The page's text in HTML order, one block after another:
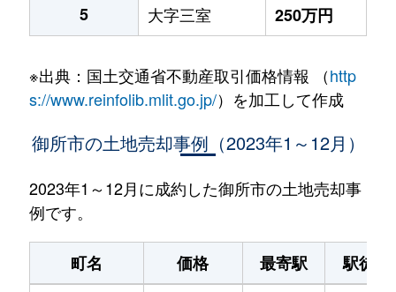
5
大字三室 250万円
※出典：国土交通省不動産取引価格情報 （http
s://www.reinfolib.mlit.go.jp/）を加工して作成
御所市の土地売却事例（2023年1～12月）
2023年1～12月に成約した御所市の土地売却事
例です。
町名 価格 最寄駅
駅徒歩